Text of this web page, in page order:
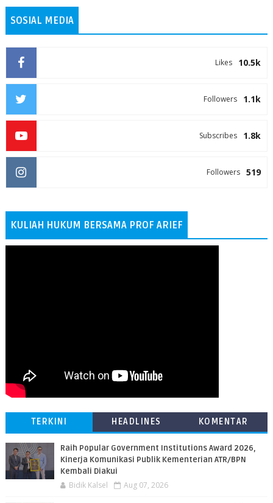
SOSIAL MEDIA
10.5k
Likes
1.1k
Followers
1.8k
Subscribes
519
Followers
KULIAH HUKUM BERSAMA PROF ARIEF
TERKINI HEADLINES KOMENTAR
Raih Popular Government Institutions Award 2026,
Kinerja Komunikasi Publik Kementerian ATR/BPN
Kembali Diakui
Bidik Kalsel Aug 07, 2026